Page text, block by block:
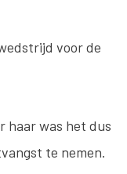
voor de
haar was het dus
te nemen.